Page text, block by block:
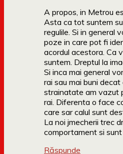
A propos, in Metrou
Asta ca tot suntem
regulile. Si in general
poze in care pot fi
acordul acestora. Ca
suntem. Dreptul la
Si inca mai general
rai sau mai buni decat
strainatate am vazut
rai. Diferenta o face
care sar calul sunt
La noi jmecherii trec
comportament si
Răspunde